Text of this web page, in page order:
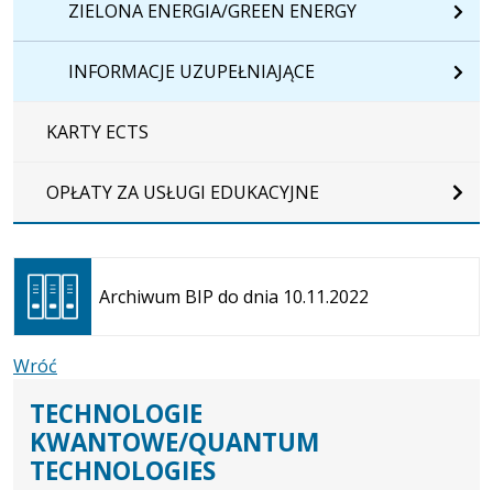
ZIELONA ENERGIA/GREEN ENERGY
INFORMACJE UZUPEŁNIAJĄCE
KARTY ECTS
OPŁATY ZA USŁUGI EDUKACYJNE
Archiwum BIP do dnia 10.11.2022
Otwiera
się w
nowej
karcie
Wróć
TECHNOLOGIE
KWANTOWE/QUANTUM
TECHNOLOGIES